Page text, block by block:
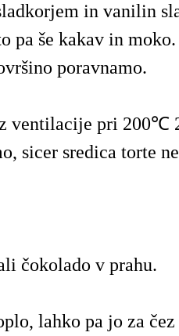
in vanilin
pa še kakav in moko.
poravnamo.
ventilacije pri 200℃
sicer sredica torte
čokolado v prahu.
lahko pa jo za